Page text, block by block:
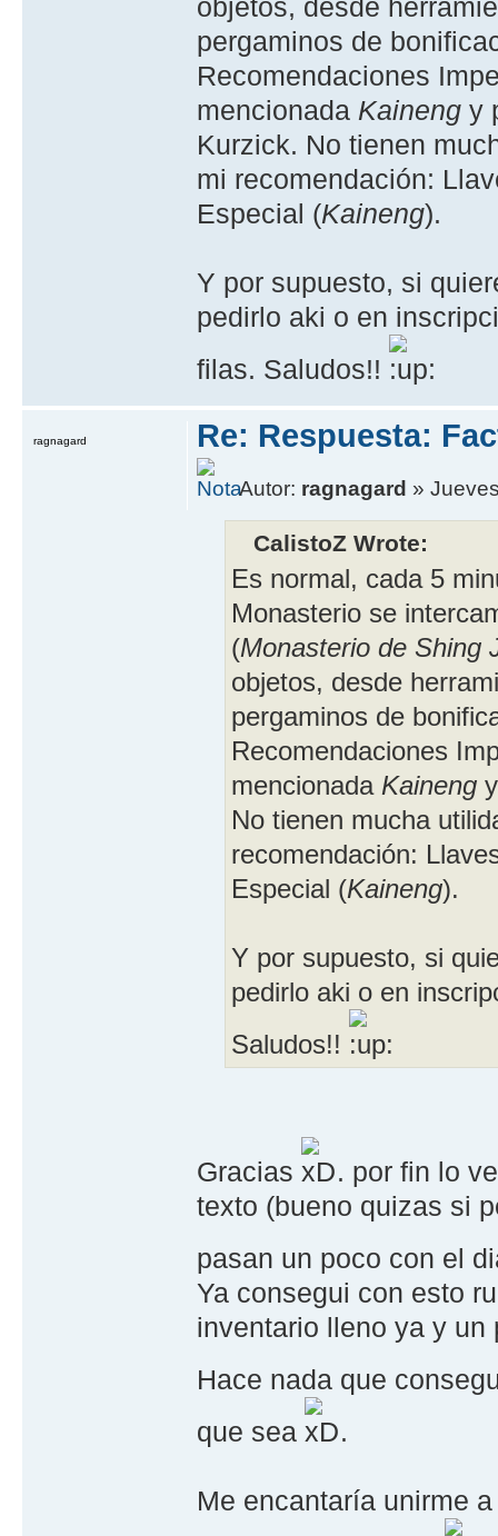
objetos, desde
pergaminos de
Recomendaciones
mencionada Kaineng y
Kurzick. No tienen
mi recomendación:
Especial (Kaineng).
Y por supuesto, si
pedirlo aki o en
filas. Saludos!!
Re: Respuesta:
Autor: ragnagard »
CalistoZ Wrote:
Es normal, cada 5
Monasterio se
(Monasterio de Shing
objetos, desde
pergaminos de
Recomendaciones
mencionadaKaineng
No tienen mucha
recomendación:
Especial (Kaineng).
Y por supuesto, si
pedirlo aki o en
Saludos!!
Gracias
. por fin lo
texto (bueno quizas si
pasan un poco con el
Ya consegui con esto
inventario lleno ya y un
Hace nada que
que sea
.
Me encantarí­a unirme
ragnagard